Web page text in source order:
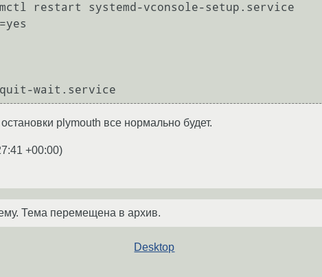
restart systemd-vconsole-setup.service
quit-wait.service
plymouth все нормально будет.
+00:00)
Тема перемещена в архив.
Desktop